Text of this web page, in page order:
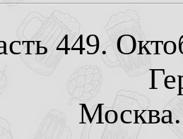
449.